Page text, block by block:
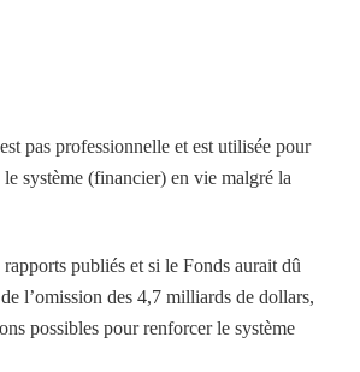
pas professionnelle et est utilisée pour
système (financier) en vie malgré la
publiés et si le Fonds aurait dû
l’omission des 4,7 milliards de dollars,
possibles pour renforcer le système